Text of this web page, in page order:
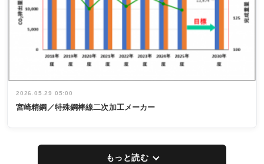
2026.05.29 05:00
宮崎精鋼／特殊鋼棒線二次加工メーカー
もっと読む